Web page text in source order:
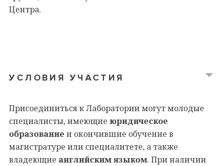
Центра.
УСЛОВИЯ УЧАСТИЯ
Присоединиться к Лаборатории могут молодые
специалисты, имеющие юридическое
образование и окончившие обучение в
магистратуре или специалитете, а также
владеющие английским языком. При наличии